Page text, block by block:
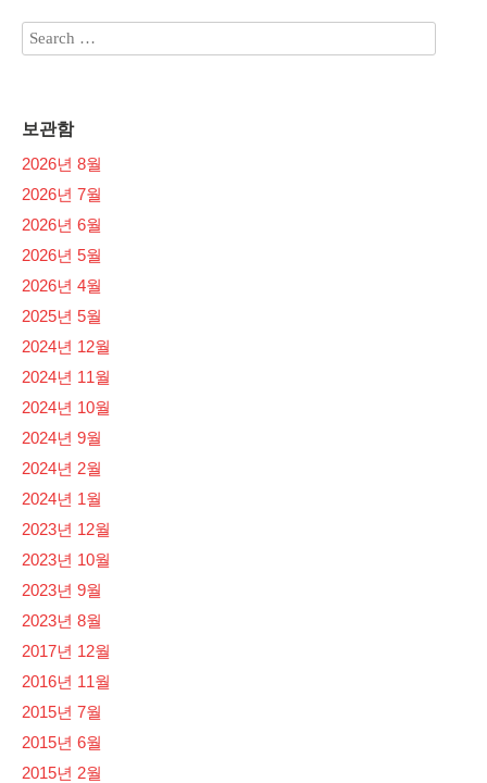
보관함
2026년 8월
2026년 7월
2026년 6월
2026년 5월
2026년 4월
2025년 5월
2024년 12월
2024년 11월
2024년 10월
2024년 9월
2024년 2월
2024년 1월
2023년 12월
2023년 10월
2023년 9월
2023년 8월
2017년 12월
2016년 11월
2015년 7월
2015년 6월
2015년 2월